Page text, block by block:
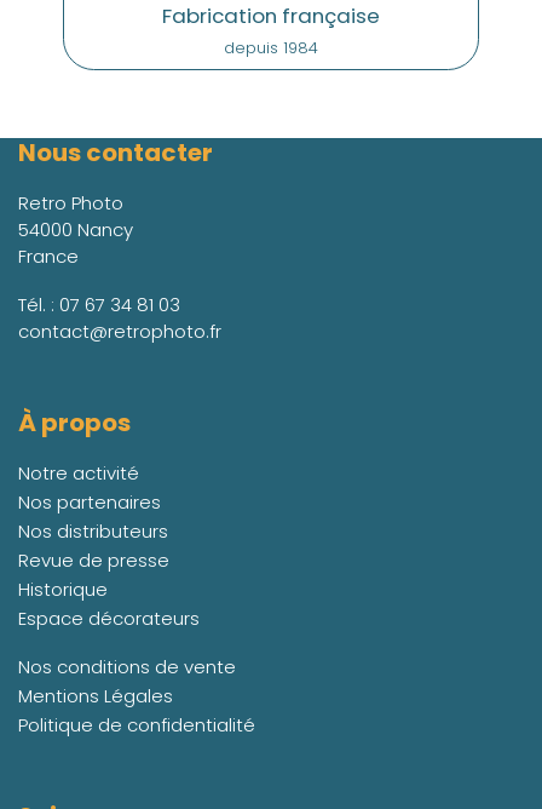
Fabrication française
depuis 1984
Nous contacter
Retro Photo
54000 Nancy
France
Tél. : 07 67 34 81 03
contact@retrophoto.fr
À propos
Notre activité
Nos partenaires
Nos distributeurs
Revue de presse
Historique
Espace décorateurs
Nos conditions de vente
Mentions Légales
Politique de confidentialité